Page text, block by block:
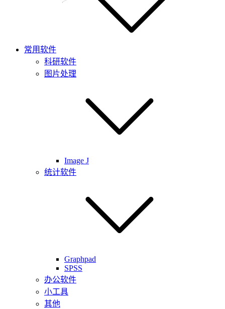
常用软件
科研软件
图片处理
Image J
统计软件
Graphpad
SPSS
办公软件
小工具
其他